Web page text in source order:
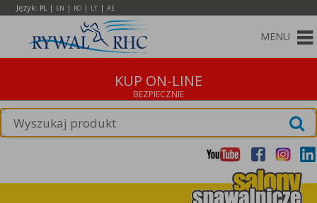
Język: PL | EN | RO | LT | AE
MENU
KUP ON-LINE